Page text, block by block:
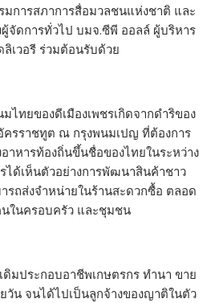
มการสภาการสื่อมวลชนแห่งชาติ และ
จัดการทั่วไป บมจ.ซีพี ออลล์ ผู้บริหาร
ลิเวอรี ร่วมต้อนรับด้วย
ไทยของดีเมืองเพชรเกิดจากดำริของ
ครราชทูต ณ กรุงพนมเปญ ที่ต้องการ
หารท้องถิ่นขึ้นชื่อของไทยในระหว่าง
ได้เห็นตัวอย่างการพัฒนาสินค้าชาว
ถส่งจำหน่ายในร้านสะดวกซื้อ ตลอด
นในครอบครัว และชุมชน
มประกอบอาชีพเกษตรกร ทำนา ขาย
วัน จนได้ไปเป็นลูกจ้างของญาติในตัว